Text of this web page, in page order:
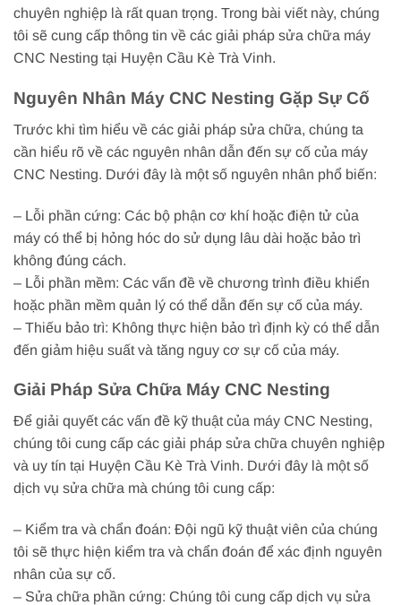
chuyên nghiệp là rất quan trọng. Trong bài viết này, chúng
tôi sẽ cung cấp thông tin về các giải pháp sửa chữa máy
CNC Nesting tại Huyện Cầu Kè Trà Vinh.
Nguyên Nhân Máy CNC Nesting Gặp Sự Cố
Trước khi tìm hiểu về các giải pháp sửa chữa, chúng ta
cần hiểu rõ về các nguyên nhân dẫn đến sự cố của máy
CNC Nesting. Dưới đây là một số nguyên nhân phổ biến:
– Lỗi phần cứng: Các bộ phận cơ khí hoặc điện tử của
máy có thể bị hỏng hóc do sử dụng lâu dài hoặc bảo trì
không đúng cách.
– Lỗi phần mềm: Các vấn đề về chương trình điều khiển
hoặc phần mềm quản lý có thể dẫn đến sự cố của máy.
– Thiếu bảo trì: Không thực hiện bảo trì định kỳ có thể dẫn
đến giảm hiệu suất và tăng nguy cơ sự cố của máy.
Giải Pháp Sửa Chữa Máy CNC Nesting
Để giải quyết các vấn đề kỹ thuật của máy CNC Nesting,
chúng tôi cung cấp các giải pháp sửa chữa chuyên nghiệp
và uy tín tại Huyện Cầu Kè Trà Vinh. Dưới đây là một số
dịch vụ sửa chữa mà chúng tôi cung cấp:
– Kiểm tra và chẩn đoán: Đội ngũ kỹ thuật viên của chúng
tôi sẽ thực hiện kiểm tra và chẩn đoán để xác định nguyên
nhân của sự cố.
– Sửa chữa phần cứng: Chúng tôi cung cấp dịch vụ sửa